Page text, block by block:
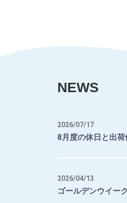
NEWS
2026/07/17
8月度の休日と出
2026/04/13
ゴールデンウイー